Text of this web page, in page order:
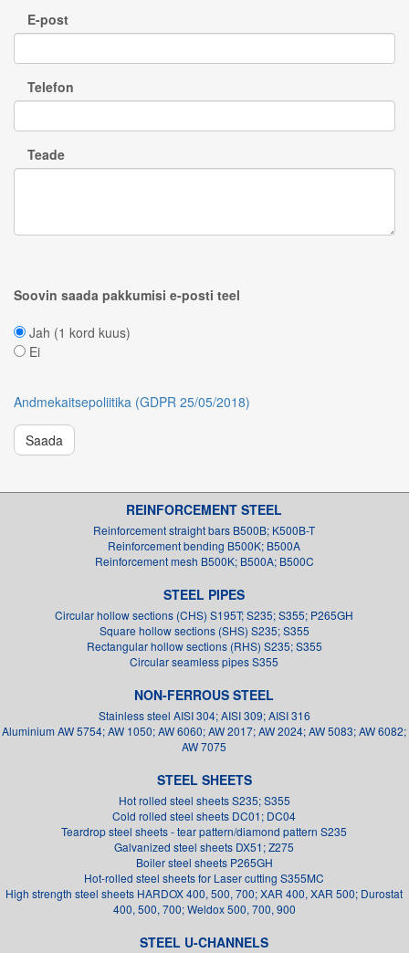
E-post
Telefon
Teade
Soovin saada pakkumisi e-posti teel
Jah (1 kord kuus)
Ei
Andmekaitsepoliitika (GDPR 25/05/2018)
Saada
REINFORCEMENT STEEL
Reinforcement straight bars B500B; K500B-T
Reinforcement bending B500K; B500A
Reinforcement mesh B500K; B500A; B500C
STEEL PIPES
Circular hollow sections (CHS) S195T; S235; S355; P265GH
Square hollow sections (SHS) S235; S355
Rectangular hollow sections (RHS) S235; S355
Circular seamless pipes S355
NON-FERROUS STEEL
Stainless steel AISI 304; AISI 309; AISI 316
Aluminium AW 5754; AW 1050; AW 6060; AW 2017; AW 2024; AW 5083; AW 6082;
AW 7075
STEEL SHEETS
Hot rolled steel sheets S235; S355
Cold rolled steel sheets DC01; DC04
Teardrop steel sheets - tear pattern/diamond pattern S235
Galvanized steel sheets DX51; Z275
Boiler steel sheets P265GH
Hot-rolled steel sheets for Laser cutting S355MC
High strength steel sheets HARDOX 400, 500, 700; XAR 400, XAR 500; Durostat
400, 500, 700; Weldox 500, 700, 900
STEEL U-CHANNELS